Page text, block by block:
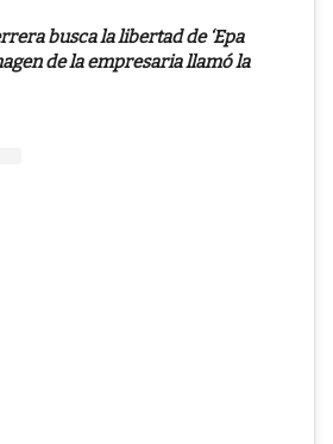
busca la libertad de ‘Epa
de la empresaria llamó la